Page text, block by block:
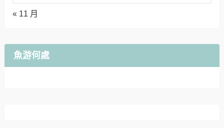
« 11 月
魚游何處